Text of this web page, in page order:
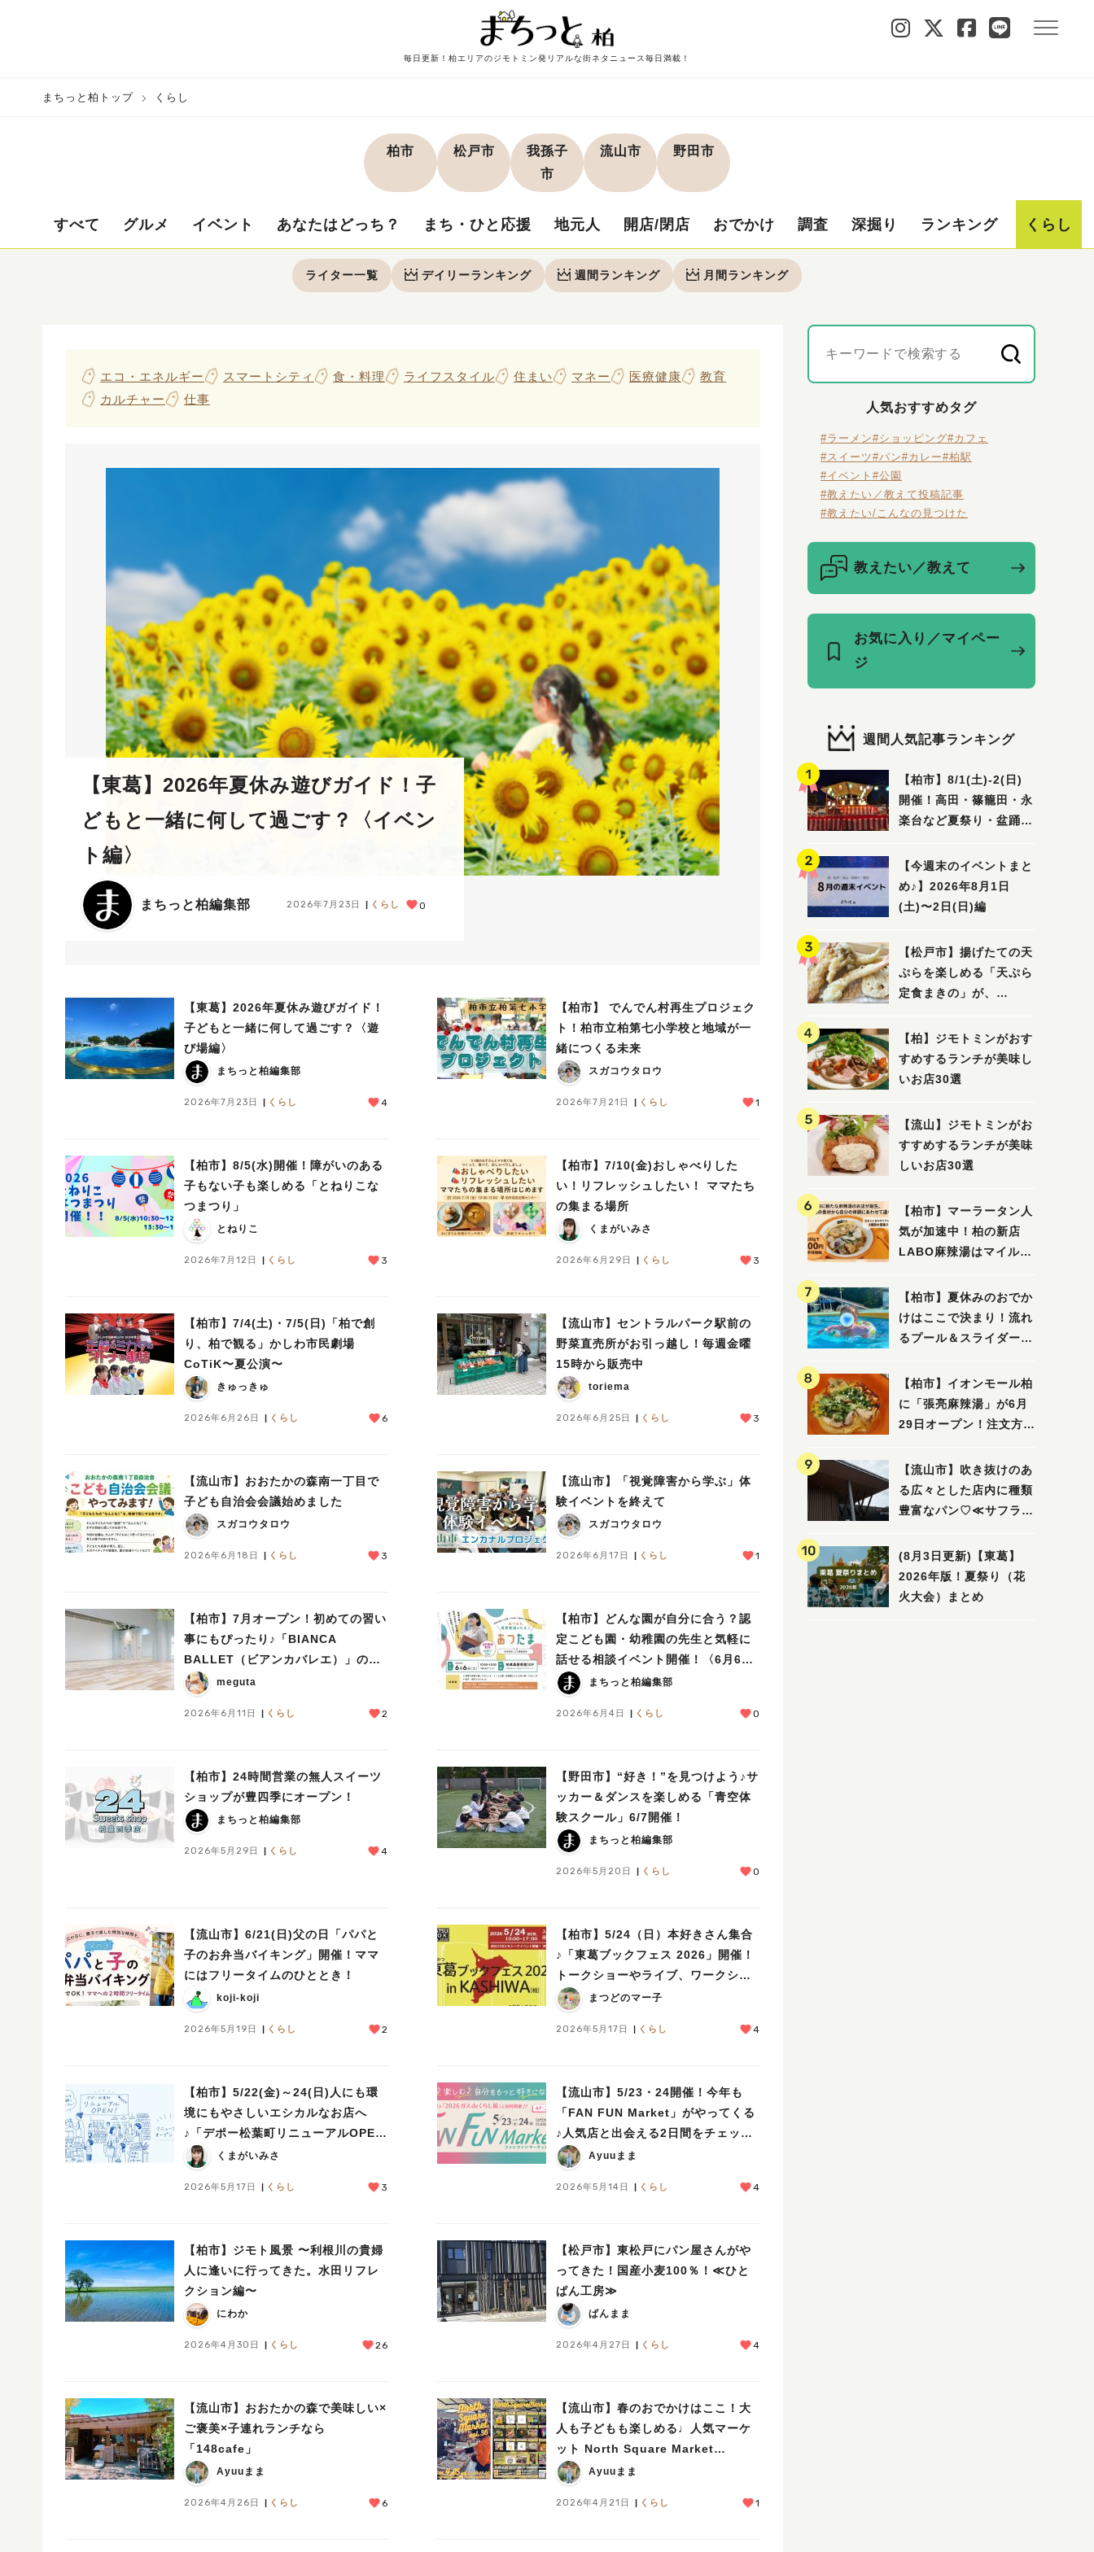
毎日更新！柏エリアのジモトミン発リアルな街ネタニュース毎日満載！
まちっと柏トップ くらし
柏市 松戸市
我孫子
市
流山市 野田市
すべて グルメ イベント あなたはどっち？ まち・ひと応援 地元人 開店/閉店 おでかけ 調査 深掘り ランキング くらし
ライター一覧 デイリーランキング 週間 ランキング 月間 ランキング
エコ・エネルギー スマートシティ 食・料理 ライフスタイル 住まい マネー 医療健康
教育
カルチャー
仕事
【東葛】2026年夏休み遊びガイド！子
どもと一緒に何して過ごす？〈イベン
ト編〉
まちっと柏編集部 2026年7月23日 くらし 0
【東葛】2026年夏休み遊びガイド！
子どもと一緒に何して過ごす？〈遊
び場編〉
まちっと柏編集部
2026年7月23日 くらし 4
【柏市】 でんでん村再生プロジェク
ト！柏市立柏第七小学校と地域が一
緒につくる未来
スガコウタロウ
2026年7月21日 くらし 1
【柏市】8/5(水)開催！障がいのある
子もない子も楽しめる「とねりこな
つまつり」
とねりこ
2026年7月12日 くらし 3
【柏市】7/10(金)おしゃべりした
い！リフレッシュしたい！ ママたち
の集まる場所
くまがいみさ
2026年6月29日 くらし 3
【柏市】7/4(土)・7/5(日)「柏で創
り、柏で観る」かしわ市民劇場
CoTiK〜夏公演〜
きゅっきゅ
2026年6月26日 くらし 6
【流山市】セントラルパーク駅前の
野菜直売所がお引っ越し！毎週金曜
15時から販売中
toriema
2026年6月25日 くらし 3
【流山市】おおたかの森南一丁目で
子ども自治会会議始めました
スガコウタロウ
2026年6月18日 くらし 3
【流山市】「視覚障害から学ぶ」体
験イベントを終えて
スガコウタロウ
2026年6月17日 くらし 1
【柏市】7月オープン！初めての習い
事にもぴったり♪「BIANCA
BALLET（ビアンカバレエ）」の体
験会が開催♪〈6/24,28〉
meguta
2026年6月11日 くらし 2
【柏市】どんな園が自分に合う？認
定こども園・幼稚園の先生と気軽に
話せる相談イベント開催！〈6月6
日〉
まちっと柏編集部
2026年6月4日 くらし 0
【柏市】24時間営業の無人スイーツ
ショップが豊四季にオープン！
まちっと柏編集部
2026年5月29日 くらし 4
【野田市】“好き！”を見つけよう♪サ
ッカー＆ダンスを楽しめる「青空体
験スクール」6/7開催！
まちっと柏編集部
2026年5月20日 くらし 0
【流山市】6/21(日)父の日「パパと
子のお弁当バイキング」開催！ママ
にはフリータイムのひととき！
koji-koji
2026年5月19日 くらし 2
【柏市】5/24（日）本好きさん集合
♪「東葛ブックフェス 2026」開催！
トークショーやライブ、ワークショ
ップもまつどのマー子
2026年5月17日 くらし 4
【柏市】5/22(金)～24(日)人にも環
境にもやさしいエシカルなお店へ
♪「デポー松葉町リニューアルOPEN
まつり」開催！
くまがいみさ
2026年5月17日 くらし 3
【流山市】5/23・24開催！今年も
「FAN FUN Market」がやってくる
♪人気店と出会える2日間をチェック
しよう♩Ayuuまま
2026年5月14日 くらし 4
【柏市】ジモト風景 〜利根川の貴婦
人に逢いに行ってきた。水田リフレ
クション編〜
にわか
2026年4月30日 くらし 26
【松戸市】東松戸にパン屋さんがや
ってきた！国産小麦100％！≪ひと
ぱん工房≫
ぱんまま
2026年4月27日 くらし 4
【流山市】おおたかの森で美味しい×
ご褒美×子連れランチなら
「148cafe」
Ayuuまま
2026年4月26日 くらし 6
【流山市】春のおでかけはここ！大
人も子どもも楽しめる♩人気マーケ
ット North Square Market
vol.36〜4月25日開催！〜
Ayuuまま
2026年4月21日 くらし 1
人気おすすめタグ
#ラーメン#ショッピング#カフェ
#スイーツ#パン#カレー#柏駅
#イベント #公園
#教えたい／教えて投稿記事
#教えたい/こんなの見つけた
教えたい／教えて
お気に入り／マイペー
ジ
週間人気記事ランキング
【柏市】8/1(土)‐2(日)
開催！高田・篠籠田・永
楽台など夏祭り・盆踊り
【今週末のイベントまと
め♪】2026年8月1日
(土)〜2日(日)編
【松戸市】揚げたての天
ぷらを楽しめる「天ぷら
定食まきの」が、
【柏】ジモトミンがおす
すめするランチが美味し
いお店30選
【流山】ジモトミンがお
すすめするランチが美味
しいお店30選
【柏市】マーラータン人
気が加速中！柏の新店
LABO麻辣湯はマイルド
【柏市】夏休みのおでか
けはここで決まり！流れ
るプール＆スライダーに
ル」を親子で満喫してき
ました！
【柏市】イオンモール柏
に「張亮麻辣湯」が6月
29日オープン！注文方法
ビュー
【流山市】吹き抜けのあ
る広々とした店内に種類
豊富なパン♡≪サフラン
(8月3日更新)【東葛】
2026年版！夏祭り（花
火大会）まとめ